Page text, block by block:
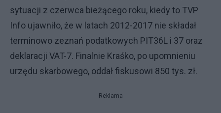
sytuacji z czerwca bieżącego roku, kiedy to TVP
Info ujawniło, że w latach 2012-2017 nie składał
terminowo zeznań podatkowych PIT36L i 37 oraz
deklaracji VAT-7. Finalnie Kraśko, po upomnieniu
urzędu skarbowego, oddał fiskusowi 850 tys. zł.
Reklama